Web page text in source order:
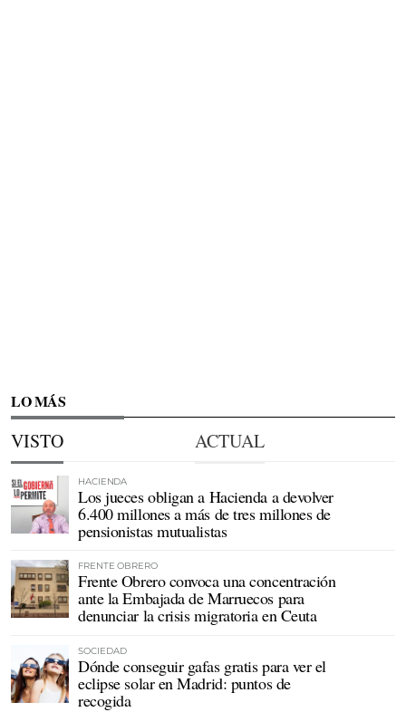
LO MÁS
VISTO ACTUAL
HACIENDA
Los jueces obligan a Hacienda a devolver
6.400 millones a más de tres millones de
pensionistas mutualistas
FRENTE OBRERO
Frente Obrero convoca una concentración
ante la Embajada de Marruecos para
denunciar la crisis migratoria en Ceuta
SOCIEDAD
Dónde conseguir gafas gratis para ver el
eclipse solar en Madrid: puntos de
recogida